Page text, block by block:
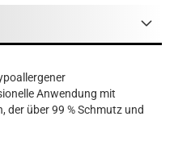
Anwendung mit
über 99 % Schmutz und